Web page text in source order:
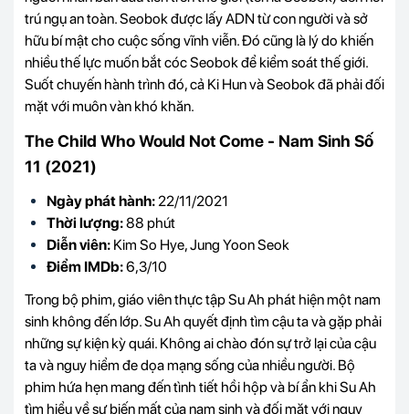
trú ngụ an toàn. Seobok được lấy ADN từ con người và sở
hữu bí mật cho cuộc sống vĩnh viễn. Đó cũng là lý do khiến
nhiều thế lực muốn bắt cóc Seobok để kiểm soát thế giới.
Suốt chuyến hành trình đó, cả Ki Hun và Seobok đã phải đối
mặt với muôn vàn khó khăn.
The Child Who Would Not Come - Nam Sinh Số
11 (2021)
Ngày phát hành: 22/11/2021
Thời lượng:88 phút
Diễn viên: Kim So Hye, Jung Yoon Seok
Điểm IMDb:6,3/10
Trong bộ phim, giáo viên thực tập Su Ah phát hiện một nam
sinh không đến lớp. Su Ah quyết định tìm cậu ta và gặp phải
những sự kiện kỳ quái. Không ai chào đón sự trở lại của cậu
ta và nguy hiểm đe dọa mạng sống của nhiều người. Bộ
phim hứa hẹn mang đến tình tiết hồi hộp và bí ẩn khi Su Ah
tìm hiểu về sự biến mất của nam sinh và đối mặt với nguy